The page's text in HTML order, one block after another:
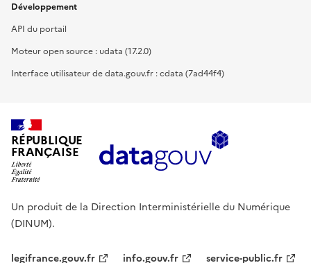
Développement
API du portail
Moteur open source : udata (17.2.0)
Interface utilisateur de data.gouv.fr : cdata (7ad44f4)
RÉPUBLIQUE
FRANÇAISE
Un produit de la Direction Interministérielle du Numérique
(DINUM).
legifrance.gouv.fr info.gouv.fr service-public.fr